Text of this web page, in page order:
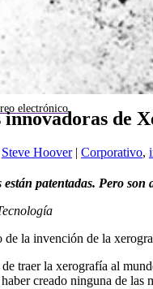
electrónico
innovadoras de
Steve Hoover| Corporativo,
patentadas. Pero
la invención de la
traer la xerografía al
creado ninguna de las